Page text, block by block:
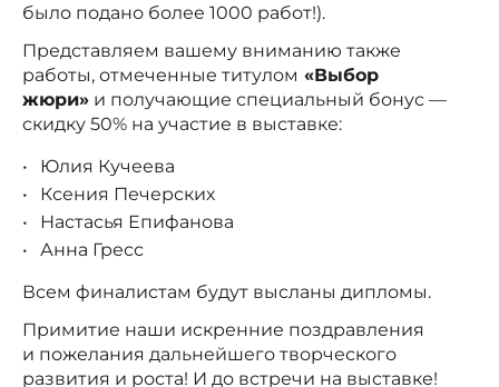
было подано более 1000 работ!).
Представляем вашему вниманию также
работы, отмеченные титулом «Выбор
жюри» и получающие специальный бонус —
скидку 50% на участие в выставке:
Юлия Кучеева
Ксения Печерских
Настасья Епифанова
Анна Гресс
Всем финалистам будут высланы дипломы.
Примитие наши искренние поздравления
и пожелания дальнейшего творческого
развития и роста! И до встречи на выставке!